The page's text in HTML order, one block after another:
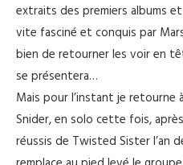
extraits des premiers albums
vite fasciné et conquis par
bien de retourner les voir en
se présentera…
Mais pour l’instant je retourne
Snider, en solo cette fois,
réussis de Twisted Sister l’an